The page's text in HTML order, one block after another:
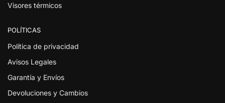
Visores térmicos
POLÍTICAS
Política de privacidad
Avisos Legales
Garantía y Envíos
Devoluciones y Cambios